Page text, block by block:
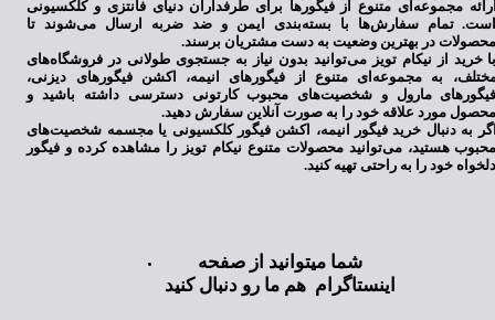
مجموعه‌ای متنوع از فیگورها برای طرفداران دنیای فانتزی و کلکسیونی
تمام سفارش‌ها با بسته‌بندی ایمن و ضد ضربه ارسال می‌شوند تا
در بهترین وضعیت به دست مشتریان برسند.
خرید از نیکام تویز می‌توانید بدون نیاز به جستجوی طولانی در فروشگاه‌های
به مجموعه‌ای متنوع از فیگورهای انیمه، اکشن فیگورهای دیزنی،
مارول و شخصیت‌های محبوب کارتونی دسترسی داشته باشید و
مورد علاقه خود را به صورت آنلاین سفارش دهید.
به دنبال خرید فیگور انیمه، اکشن فیگور کلکسیونی یا مجسمه شخصیت‌های
هستید، می‌توانید محصولات متنوع نیکام تویز را مشاهده کرده و فیگور
خود را به راحتی تهیه کنید.
شما میتوانید از صفحه
اینستاگرام هم ما رو دنبال کنید